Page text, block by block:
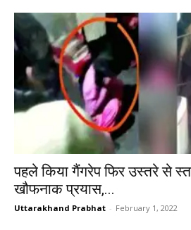
पहले किया गैंगरेप फिर उस्‍तरे से
खौफनाक प्रयास,...
Uttarakhand Prabhat - February 1, 2022